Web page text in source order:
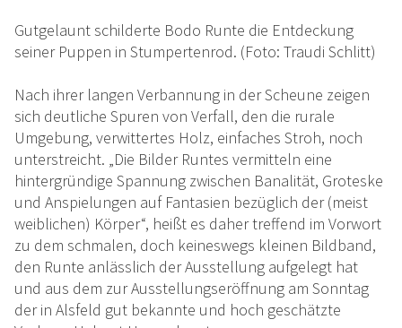
Gutgelaunt schilderte Bodo Runte die Entdeckung
seiner Puppen in Stumpertenrod. (Foto: Traudi Schlitt)
Nach ihrer langen Verbannung in der Scheune zeigen
sich deutliche Spuren von Verfall, den die rurale
Umgebung, verwittertes Holz, einfaches Stroh, noch
unterstreicht. „Die Bilder Runtes vermitteln eine
hintergründige Spannung zwischen Banalität, Groteske
und Anspielungen auf Fantasien bezüglich der (meist
weiblichen) Körper“, heißt es daher treffend im Vorwort
zu dem schmalen, doch keineswegs kleinen Bildband,
den Runte anlässlich der Ausstellung aufgelegt hat
und aus dem zur Ausstellungseröffnung am Sonntag
der in Alsfeld gut bekannte und hoch geschätzte